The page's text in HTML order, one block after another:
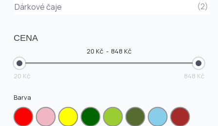
Dárkové čaje
(2)
CENA
20 Kč 848 Kč
20 Kč 848 Kč
Barva